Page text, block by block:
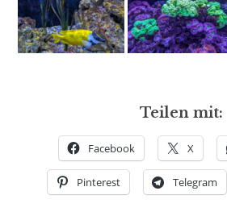
Teilen mit:
Facebook X
Pinterest Telegram